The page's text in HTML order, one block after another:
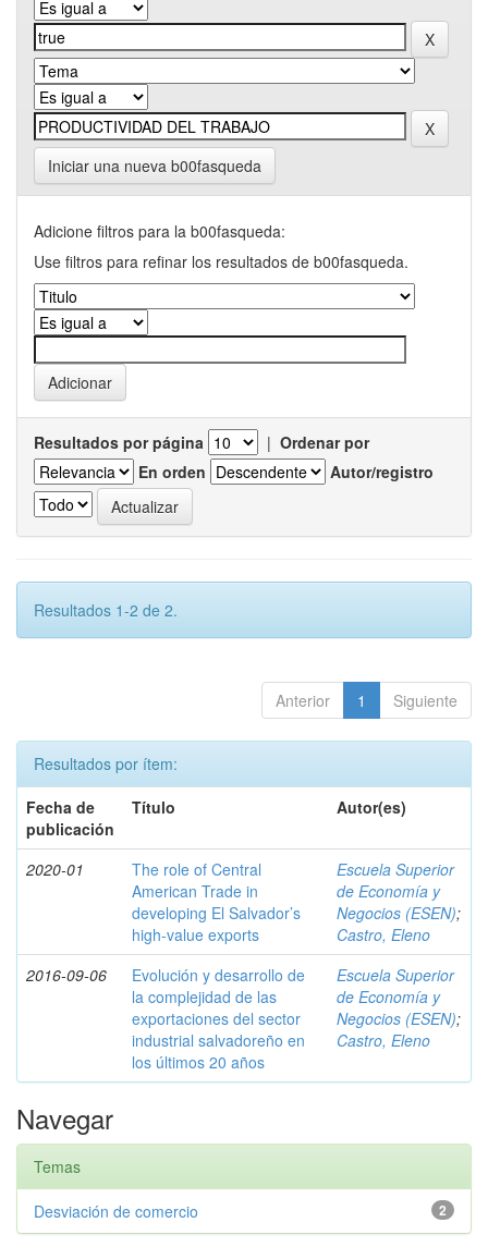
Iniciar una nueva b00fasqueda
Adicione filtros para la b00fasqueda:
Use filtros para refinar los resultados de b00fasqueda.
Resultados por página | Ordenar por
En orden
Autor/registro
Resultados 1-2 de 2.
Anterior 1 Siguiente
Resultados por ítem:
Fecha de
publicación
Título Autor(es)
2020-01
The role of Central
American Trade in
developing El Salvador’s
high-value exports
Escuela Superior
de Economía y
Negocios (ESEN);
Castro, Eleno
2016-09-06
Evolución y desarrollo de
la complejidad de las
exportaciones del sector
industrial salvadoreño en
los últimos 20 años
Escuela Superior
de Economía y
Negocios (ESEN);
Castro, Eleno
Navegar
Temas
2
Desviación de comercio